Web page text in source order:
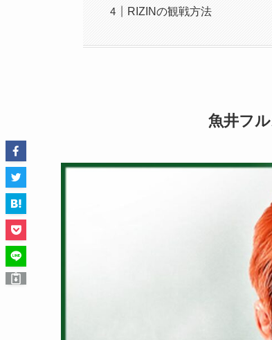
RIZINの観戦方法
魚井フ